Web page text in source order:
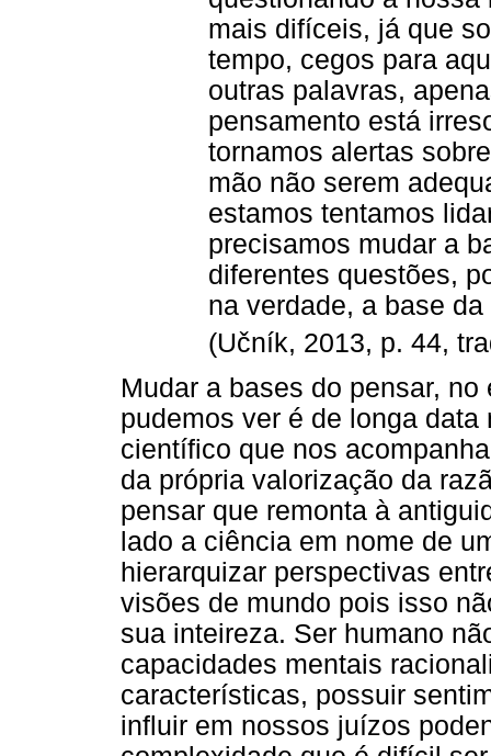
mais difíceis, já que
tempo, cegos para
outras palavras,
pensamento está
tornamos alertas
mão não serem
estamos tentamos
precisamos mudar a
diferentes questões,
na verdade, a base
(Učník, 2013, p. 44,
Mudar a bases do pensar,
pudemos ver é de longa
científico que nos
da própria valorização da
pensar que remonta à
lado a ciência em nome de
hierarquizar perspectivas
visões de mundo pois isso
sua inteireza. Ser humano
capacidades mentais
características, possuir
influir em nossos juízos